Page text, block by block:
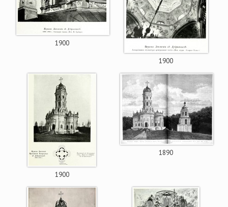
1900
1900
1900
1890